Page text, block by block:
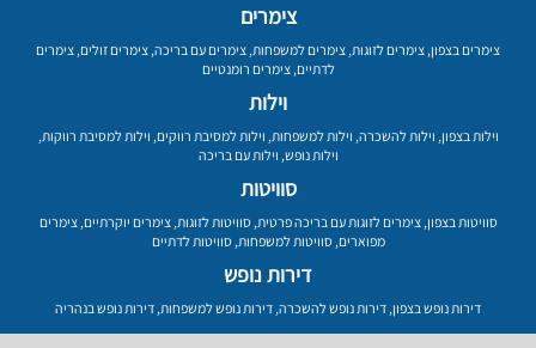
צימרים
צימרים בצפון, צימרים לזוגות, צימרים למשפחות, צימרים עם בריכה, צימרים זולים, צימרים
לדתיים,צימרים רומנטיים
וילות
וילות בצפון, וילות להשכרה, וילות למשפחות, וילות למסיבת רווקים, וילות למסיבת רווקות,
וילות נופש, וילות עם בריכה
סוויטות
סוויטות בצפון,צימרים לזוגות עם בריכה פרטית,סוויטות לזוגות,צימרים יוקרתיים,צימרים
מפוארים,סוויטות למשפחות,סוויטות לדתיים
דירות נופש
דירות נופש בצפון, דירות נופש להשכרה, דירות נופש למשפחות, דירות נופש בנהריה